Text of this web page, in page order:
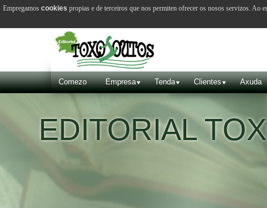
Comezo Empresa Tenda Clientes Axuda
EDITORIAL
Empregamos cookies propias e de terceiros que nos permiten ofrecer os nosos servizos. Ao